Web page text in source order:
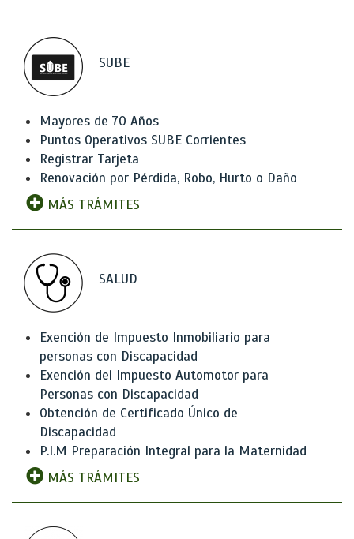
SUBE
Mayores de 70 Años
Puntos Operativos SUBE Corrientes
Registrar Tarjeta
Renovación por Pérdida, Robo, Hurto o Daño
MÁS TRÁMITES
SALUD
Exención de Impuesto Inmobiliario para
personas con Discapacidad
Exención del Impuesto Automotor para
Personas con Discapacidad
Obtención de Certificado Único de
Discapacidad
P.I.M Preparación Integral para la Maternidad
MÁS TRÁMITES